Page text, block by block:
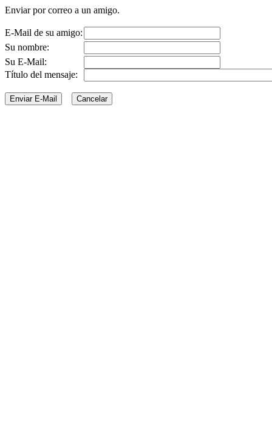
Enviar por correo a un amigo.
E-Mail de su amigo:
Su nombre:
Su E-Mail:
Título del mensaje: